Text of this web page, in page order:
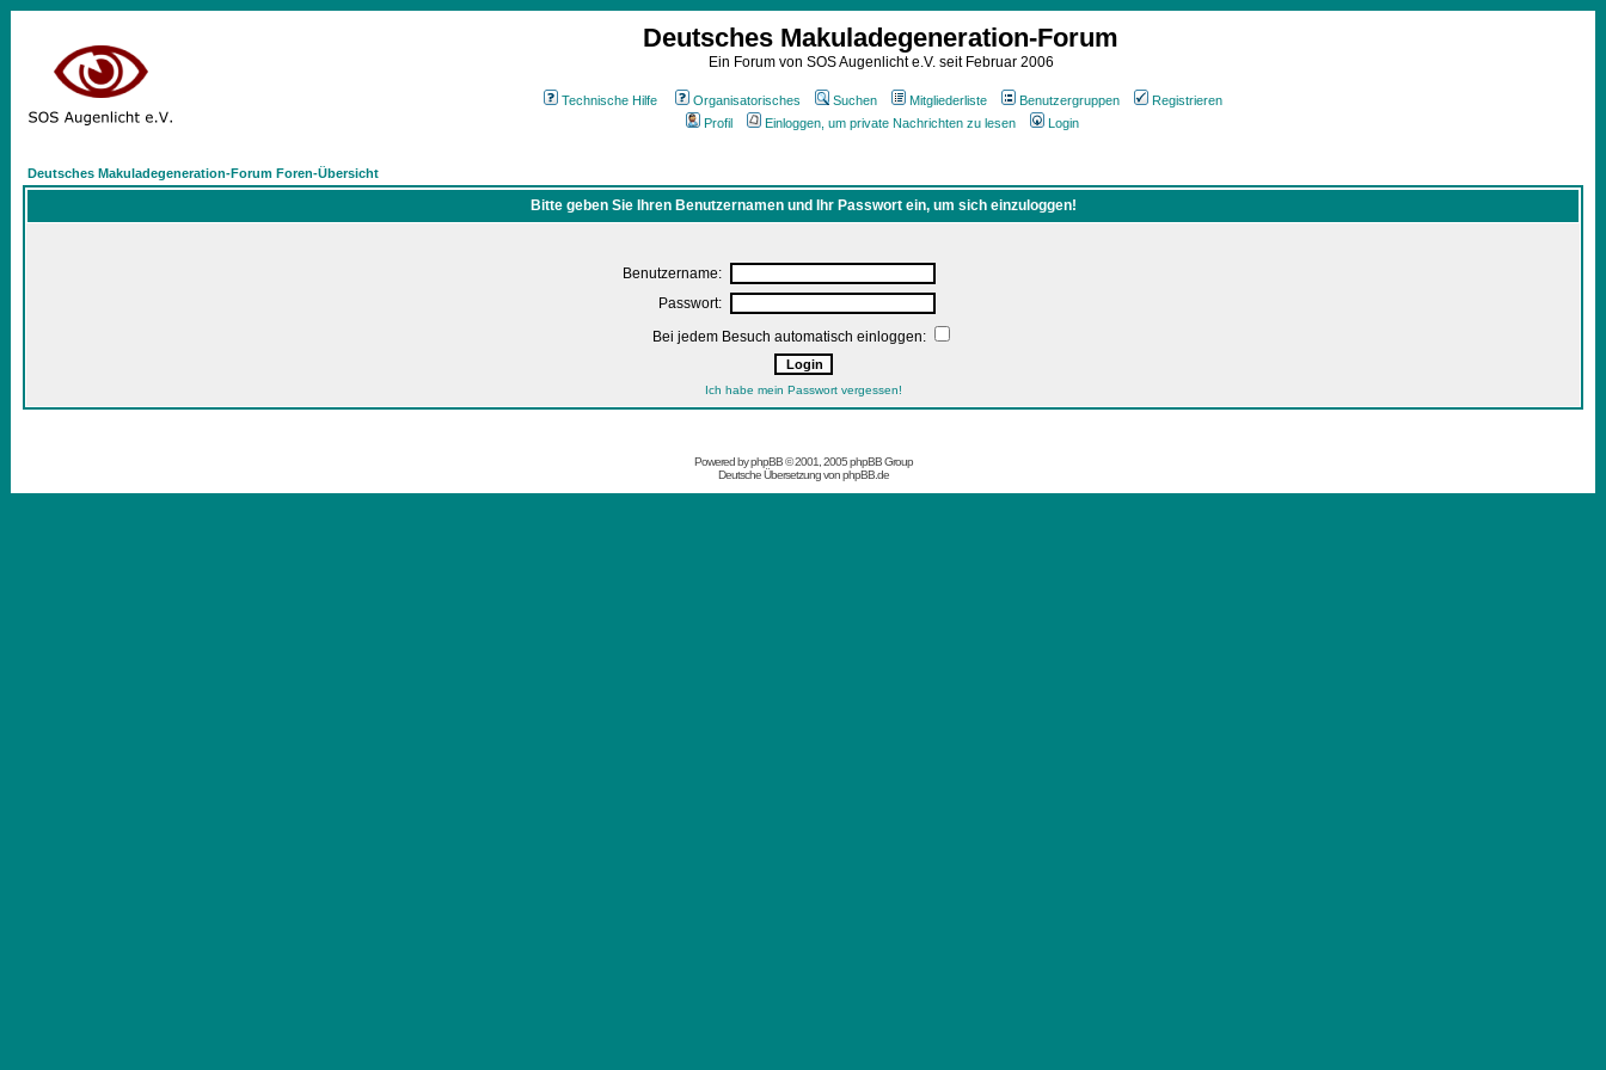
Deutsches Makuladegeneration-Forum
Ein Forum von SOS Augenlicht e.V. seit Februar 2006
Technische Hilfe Organisatorisches Suchen Mitgliederliste Benutzergruppen
Registrieren
Profil
Einloggen, um private Nachrichten zu lesen Login
Deutsches Makuladegeneration-Forum Foren-Übersicht
Bitte geben Sie Ihren Benutzernamen und Ihr Passwort ein, um sich einzuloggen!
Benutzername:
Passwort:
Bei jedem Besuch automatisch einloggen:
Ich habe mein Passwort vergessen!
Powered byphpBB© 2001, 2005 phpBB Group
Deutsche Übersetzung vonphpBB.de